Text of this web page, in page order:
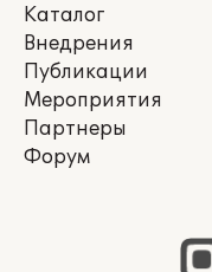
Каталог
Внедрения
Публикации
Мероприятия
Партнеры
Форум